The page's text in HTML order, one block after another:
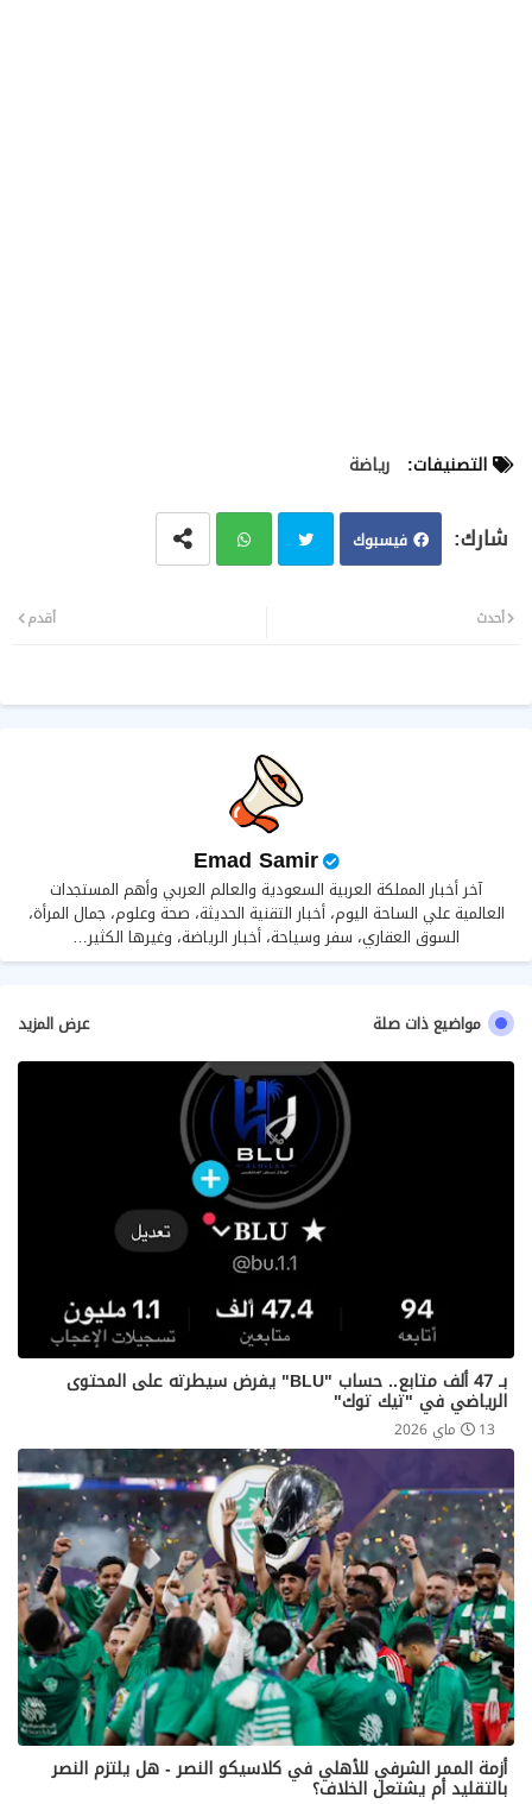
التصنيفات: رياضة
فيسبوك
ب
أحدث أقدم
Emad Samir
آخر أخبار المملكة العربية السعودية والعالم العربي وأهم المستجدات
العالمية علي الساحة اليوم، أخبار التقنية الحديثة، صحة وعلوم، جمال المرأة،
السوق العقاري، سفر وسياحة، أخبار الرياضة، وغيرها الكثير…
مواضيع ذات صلة عرض المزيد
بـ 47 ألف متابع.. حساب "BLU" يفرض سيطرته على المحتوى
الرياضي في "تيك توك"
13 ماي 2026
أزمة الممر الشرفي للأهلي في كلاسيكو النصر - هل يلتزم النصر
بالتقليد أم يشتعل الخلاف؟